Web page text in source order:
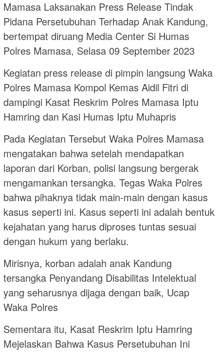
Mamasa Laksanakan Press Release Tindak
Pidana Persetubuhan Terhadap Anak Kandung,
bertempat diruang Media Center Si Humas
Polres Mamasa, Selasa 09 September 2023
Kegiatan press release di pimpin langsung Waka
Polres Mamasa Kompol Kemas Aidil Fitri di
dampingi Kasat Reskrim Polres Mamasa Iptu
Hamring dan Kasi Humas Iptu Muhapris
Pada Kegiatan Tersebut Waka Polres Mamasa
mengatakan bahwa setelah mendapatkan
laporan dari Korban, polisi langsung bergerak
mengamankan tersangka. Tegas Waka Polres
bahwa pihaknya tidak main-main dengan kasus
kasus seperti ini. Kasus seperti ini adalah bentuk
kejahatan yang harus diproses tuntas sesuai
dengan hukum yang berlaku.
Mirisnya, korban adalah anak Kandung
tersangka Penyandang Disabilitas Intelektual
yang seharusnya dijaga dengan baik, Ucap
Waka Polres
Sementara itu, Kasat Reskrim Iptu Hamring
Mejelaskan Bahwa Kasus Persetubuhan Ini